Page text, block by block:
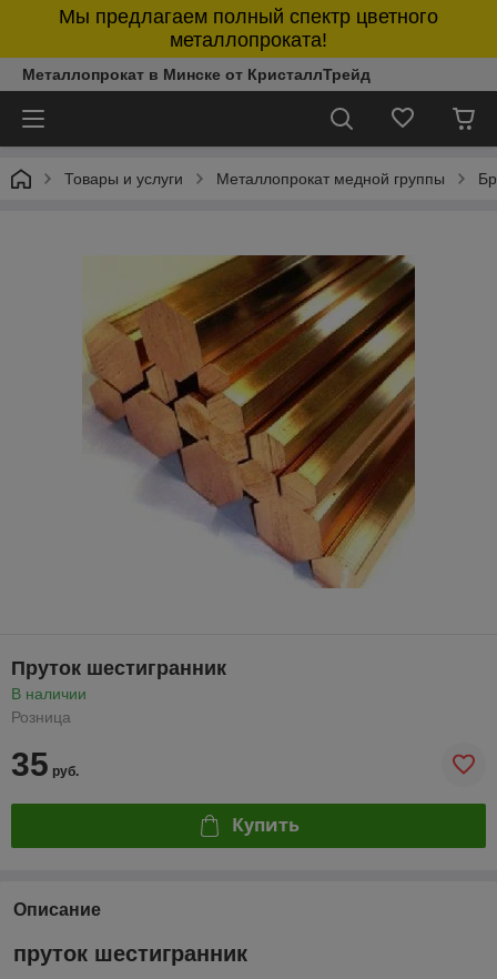
Мы предлагаем полный спектр цветного
металлопроката!
Металлопрокат в Минске от КристаллТрейд
Товары и услуги Металлопрокат медной группы
Пруток шестигранник
В наличии
Розница
35 руб.
Купить
Описание
пруток шестигранник